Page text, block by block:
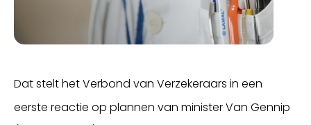
Dat stelt het Verbond van Verzekeraars in een
eerste reactie op plannen van minister Van Gennip